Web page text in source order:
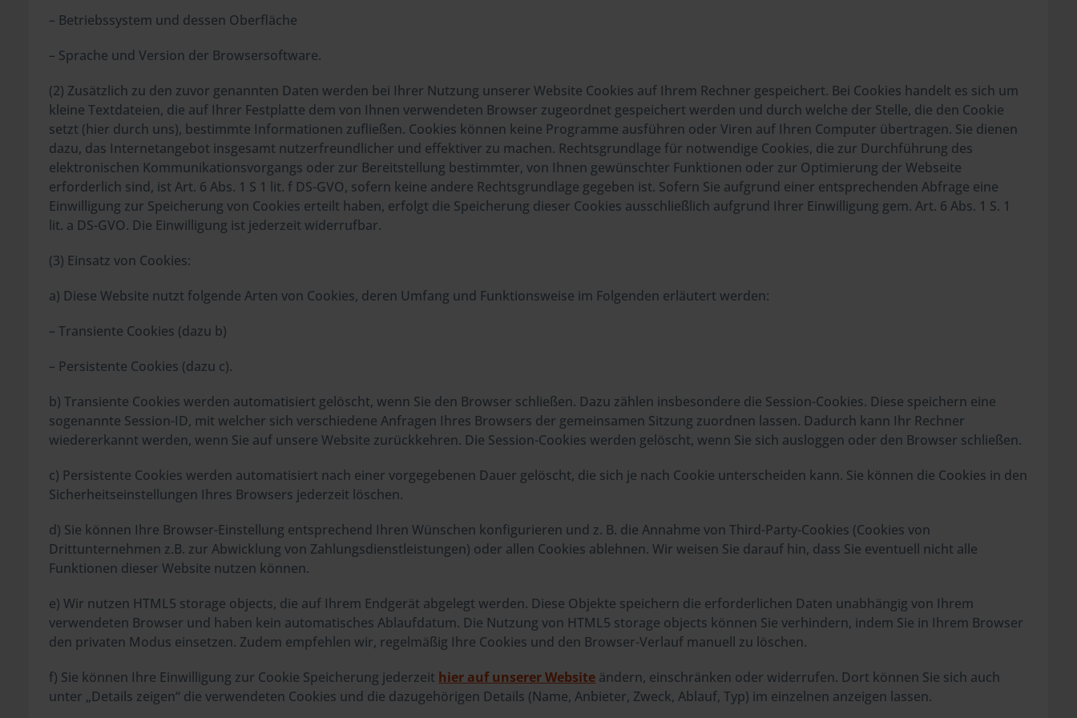
– Betriebssystem und dessen Oberfläche
– Sprache und Version der Browsersoftware.
(2) Zusätzlich zu den zuvor genannten Daten werden bei Ihrer Nutzung unserer Website Cookies auf Ihrem Rechner gespeichert. Bei Cookies handelt es sich um
kleine Textdateien, die auf Ihrer Festplatte dem von Ihnen verwendeten Browser zugeordnet gespeichert werden und durch welche der Stelle, die den Cookie
setzt (hier durch uns), bestimmte Informationen zufließen. Cookies können keine Programme ausführen oder Viren auf Ihren Computer übertragen. Sie dienen
dazu, das Internetangebot insgesamt nutzerfreundlicher und effektiver zu machen. Rechtsgrundlage für notwendige Cookies, die zur Durchführung des
elektronischen Kommunikationsvorgangs oder zur Bereitstellung bestimmter, von Ihnen gewünschter Funktionen oder zur Optimierung der Webseite
erforderlich sind, ist Art. 6 Abs. 1 S 1 lit. f DS-GVO, sofern keine andere Rechtsgrundlage gegeben ist. Sofern Sie aufgrund einer entsprechenden Abfrage eine
Einwilligung zur Speicherung von Cookies erteilt haben, erfolgt die Speicherung dieser Cookies ausschließlich aufgrund Ihrer Einwilligung gem. Art. 6 Abs. 1 S. 1
lit. a DS-GVO. Die Einwilligung ist jederzeit widerrufbar.
(3) Einsatz von Cookies:
a) Diese Website nutzt folgende Arten von Cookies, deren Umfang und Funktionsweise im Folgenden erläutert werden:
– Transiente Cookies (dazu b)
– Persistente Cookies (dazu c).
b) Transiente Cookies werden automatisiert gelöscht, wenn Sie den Browser schließen. Dazu zählen insbesondere die Session-Cookies. Diese speichern eine
sogenannte Session-ID, mit welcher sich verschiedene Anfragen Ihres Browsers der gemeinsamen Sitzung zuordnen lassen. Dadurch kann Ihr Rechner
wiedererkannt werden, wenn Sie auf unsere Website zurückkehren. Die Session-Cookies werden gelöscht, wenn Sie sich ausloggen oder den Browser schließen.
c) Persistente Cookies werden automatisiert nach einer vorgegebenen Dauer gelöscht, die sich je nach Cookie unterscheiden kann. Sie können die Cookies in den
Sicherheitseinstellungen Ihres Browsers jederzeit löschen.
d) Sie können Ihre Browser-Einstellung entsprechend Ihren Wünschen konfigurieren und z. B. die Annahme von Third-Party-Cookies (Cookies von
Drittunternehmen z.B. zur Abwicklung von Zahlungsdienstleistungen) oder allen Cookies ablehnen. Wir weisen Sie darauf hin, dass Sie eventuell nicht alle
Funktionen dieser Website nutzen können.
e) Wir nutzen HTML5 storage objects, die auf Ihrem Endgerät abgelegt werden. Diese Objekte speichern die erforderlichen Daten unabhängig von Ihrem
verwendeten Browser und haben kein automatisches Ablaufdatum. Die Nutzung von HTML5 storage objects können Sie verhindern, indem Sie in Ihrem Browser
den privaten Modus einsetzen. Zudem empfehlen wir, regelmäßig Ihre Cookies und den Browser-Verlauf manuell zu löschen.
f) Sie können Ihre Einwilligung zur Cookie Speicherung jederzeit hier auf unserer Website ändern, einschränken oder widerrufen. Dort können Sie sich auch
unter „Details zeigen“ die verwendeten Cookies und die dazugehörigen Details (Name, Anbieter, Zweck, Ablauf, Typ) im einzelnen anzeigen lassen.